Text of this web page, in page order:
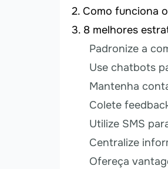
Como funciona
8 melhores
Padronize a
Use chatbots
Mantenha
Colete
Utilize SMS
Centralize
Ofereça